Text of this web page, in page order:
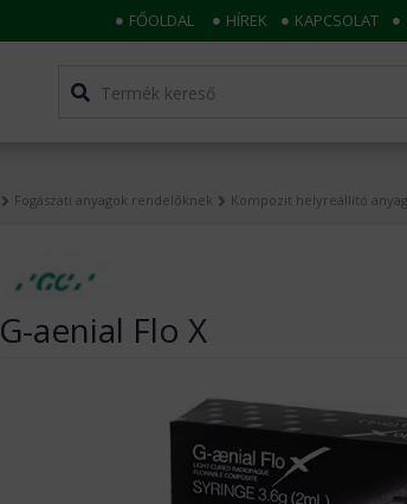
FŐOLDAL HÍREK KAPCSOLAT
Fogászati anyagok rendelőknek Kompozit helyreállító
G-aenial Flo X